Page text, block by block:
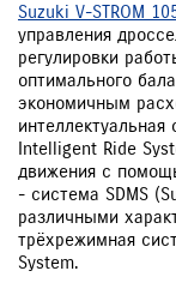
Suzuki V-STROM
управления
регулировки
оптимального
экономичным
интеллектуальная
Intelligent Ride
движения с
- система SDMS
различными
трёхрежимная
System.